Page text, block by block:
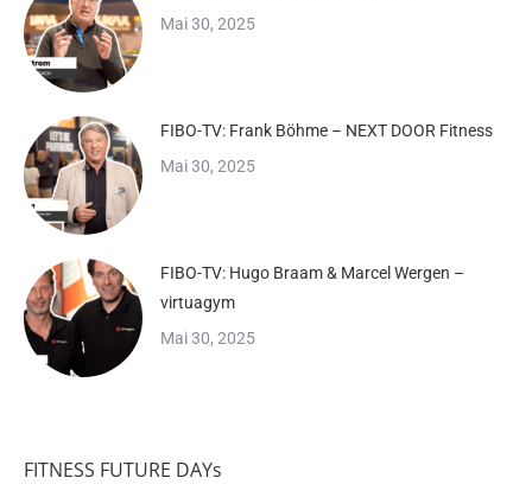
Mai 30, 2025
FIBO-TV: Frank Böhme – NEXT DOOR Fitness
Mai 30, 2025
FIBO-TV: Hugo Braam & Marcel Wergen –
virtuagym
Mai 30, 2025
FITNESS FUTURE DAYs